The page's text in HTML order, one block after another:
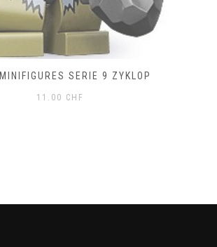
MINIFIGURES SERIE 9 ZYKLOP
11.00 CHF